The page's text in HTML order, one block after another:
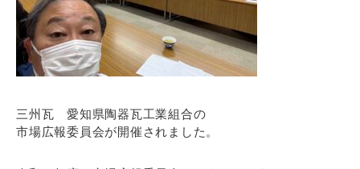
三州瓦 愛知県陶器瓦工業組合の
市場広報委員会が開催されました。